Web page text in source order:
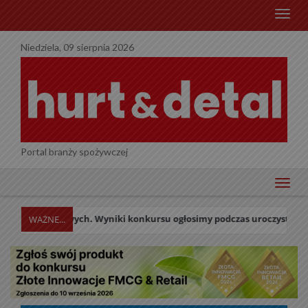
menu
Niedziela, 09 sierpnia 2026
Portal branży spożywczej
menu
Wyniki konkursu ogłosimy podczas uroczystej Gali w dniu 27